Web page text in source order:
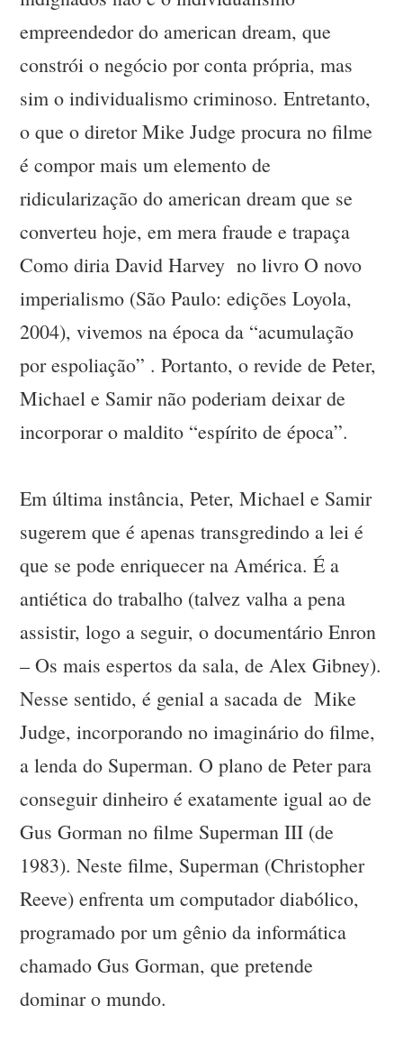
empreendedor do american dream, que
constrói o negócio por conta própria, mas
sim o individualismo criminoso. Entretanto,
o que o diretor Mike Judge procura no filme
é compor mais um elemento de
ridicularização do american dream que se
converteu hoje, em mera fraude e trapaça
Como diria David Harvey no livro O novo
imperialismo (São Paulo: edições Loyola,
2004), vivemos na época da “acumulação
por espoliação” . Portanto, o revide de Peter,
Michael e Samir não poderiam deixar de
incorporar o maldito “espírito de época”.
Em última instância, Peter, Michael e Samir
sugerem que é apenas transgredindo a lei é
que se pode enriquecer na América. É a
antiética do trabalho (talvez valha a pena
assistir, logo a seguir, o documentário Enron
– Os mais espertos da sala, de Alex Gibney).
Nesse sentido, é genial a sacada de Mike
Judge, incorporando no imaginário do filme,
a lenda do Superman. O plano de Peter para
conseguir dinheiro é exatamente igual ao de
Gus Gorman no filme Superman III (de
1983). Neste filme, Superman (Christopher
Reeve) enfrenta um computador diabólico,
programado por um gênio da informática
chamado Gus Gorman, que pretende
dominar o mundo.